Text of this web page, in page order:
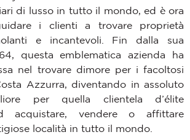
di lusso in tutto il mondo, ed è ora
i clienti a trovare proprietà
e incantevoli. Fin dalla sua
questa emblematica azienda ha
nel trovare dimore per i facoltosi
Azzurra, diventando in assoluto
per quella clientela d’élite
acquistare, vendere o affittare
località in tutto il mondo.